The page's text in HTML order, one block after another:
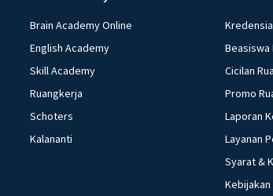
Brain Academy Online
English Academy
Skill Academy
Ruangkerja
Schoters
Kalananti
Beasiswa
Cicilan
Promo
Laporan
Layanan
Syarat &
Kebijakan